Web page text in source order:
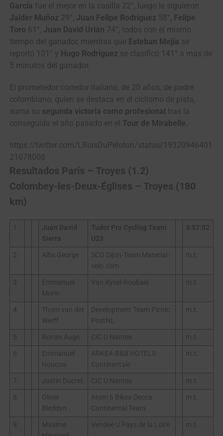
García fue el mejor en la casilla 22°, luego le siguieron
Jaider Muñoz 29°, Juan Felipe Rodríguez 58°, Felipe
Toro 61°, Juan David Urián 74°, todos con el mismo
tiempo del ganador, mientras que Esteban Mejía se
reportó 101° y Hugo Rodríguez se clasificó 141° a más de
5 minutos del ganador.
El prometedor corredor italiano, de 20 años, de padre
colombiano, quien se destaca en el ciclismo de pista,
suma su segunda victoria como profesional tras la
conseguida el año pasado en el Tour de Mirabelle
https://twitter.com/LRoisDuPeloton/status/19320946401
21078008
Resultados París – Troyes (1.2)
Colombey-les-Deux-Églises – Troyes (180
km)
2 Alfie George
SCO Dijon-Team Material-
velo.com
m.t.
4
Thom van der
Werff
Development Team Picnic
PostNL
m.t.
6
Emmanuel
Houcou
ARKEA-B&B HOTELS
Continentale
m.t.
8
Oliver
Bleddyn
Atom 6 Bikes-Decca
Continental Team
m.t.